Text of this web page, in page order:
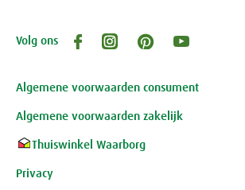
Openingstijden, route en adres
Klantenservice webwinkel
Review-richtlijnen
Volg ons
Algemene voorwaarden consument
Algemene voorwaarden zakelijk
Thuiswinkel Waarborg
Privacy